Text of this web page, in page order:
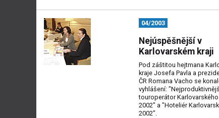
04/2003
Nejúspěšnější v
Karlovarském kraji
Pod záštitou hejtmana
kraje Josefa Pavla a
ČR Romana Vacho se
vyhlášení:
touroperátor Karlovarského
2002" a "Hoteliér
2002".